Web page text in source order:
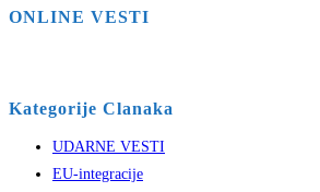
ONLINE VESTI
Kategorije Clanaka
UDARNE VESTI
EU-integracije